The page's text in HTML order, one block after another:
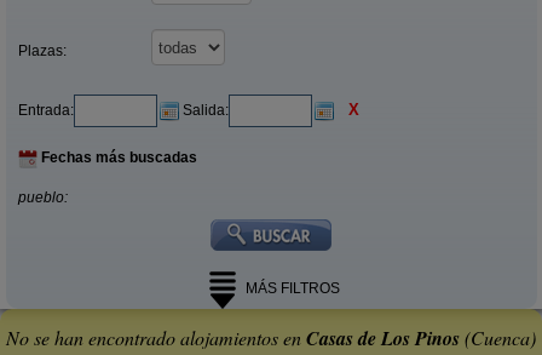
Plazas:
Entrada: Salida: X
Fechas más buscadas
pueblo:
MÁS FILTROS
No se han encontrado alojamientos enCasas de Los Pinos(Cuenca)